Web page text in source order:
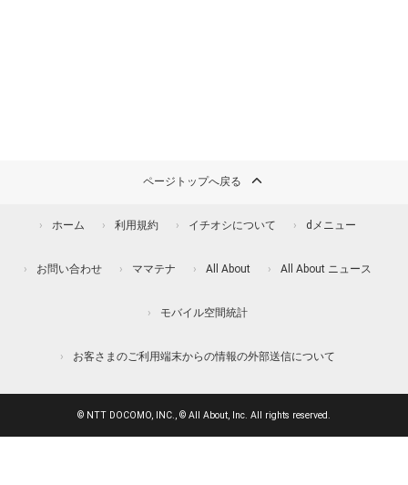
ページトップへ戻る
ホーム 利用規約 イチオシについて dメニュー
お問い合わせ ママテナ All About All About ニュース
モバイル空間統計
お客さまのご利用端末からの情報の外部送信について
© NTT DOCOMO, INC., © All About, Inc. All rights reserved.